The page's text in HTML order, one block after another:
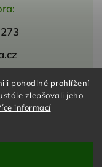
pohodlné prohlížení
zlepšovali jeho
informací
práva vyhradené.